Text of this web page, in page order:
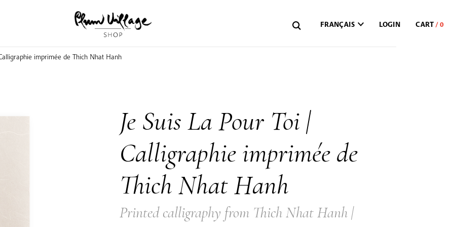
FRANÇAIS LOGIN
imprimée de Thich Nhat Hanh
Je Suis La Pour Toi |
Calligraphie imprimée de
Thich Nhat Hanh
Printed calligraphy from Thich Nhat Hanh |